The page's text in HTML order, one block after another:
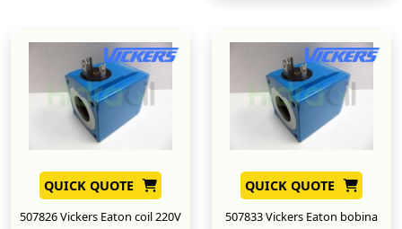
QUICK QUOTE
507826 Vickers Eaton coil 220V
QUICK QUOTE
507833 Vickers Eaton bobina